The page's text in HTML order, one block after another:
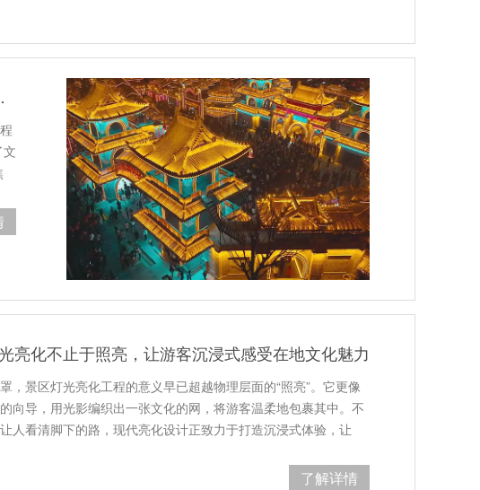
热门背景
亮化不止于照亮，让游客沉浸式感受在地文化魅力
，景区灯光亮化工程的意义早已超越物理层面的“照亮”。它更像
向导，用光影编织出一张文化的网，将游客温柔地包裹其中。不
人看清脚下的路，现代亮化设计正致力于打造沉浸式体验，让
了解详情